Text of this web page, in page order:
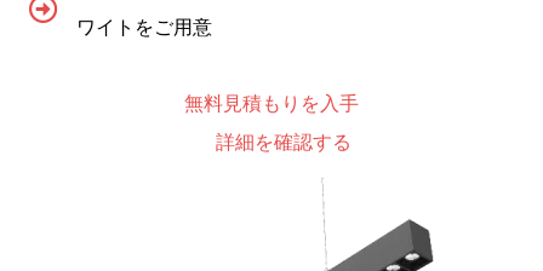
ワイトをご用意
無料見積もりを入手
詳細を確認する